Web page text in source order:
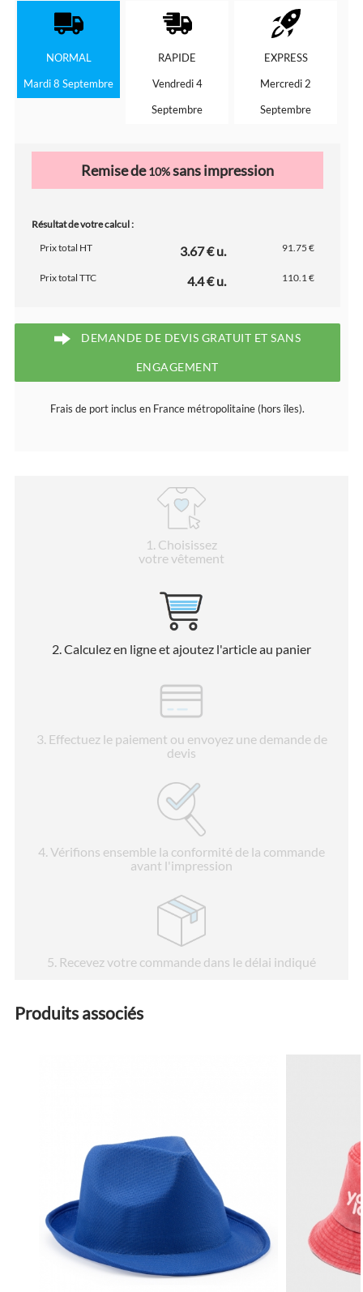
NORMAL
Mardi 8 Septembre
RAPIDE
Vendredi 4
Septembre
EXPRESS
Mercredi 2
Septembre
Remise de10%sans impression
Résultat de votre calcul :
Prix total HT
3.67 € u. 91.75 €
Prix total TTC 4.4 € u. 110.1 €
DEMANDE DE DEVIS GRATUIT ET SANS
ENGAGEMENT
Frais de port inclus en France métropolitaine (hors îles).
1 . Choisissez
votre vêtement
2 . Calculez en ligne et ajoutez l'article au panier
3. Effectuez le paiement ou envoyez une demande de
devis
4. Vérifions ensemble la conformité de la commande
avant l'impression
5. Recevez votre commande dans le délai indiqué
Produits associés